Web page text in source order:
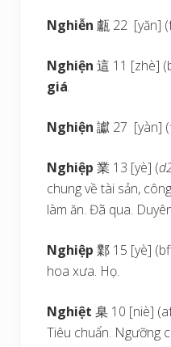
Nghiễn 甗 22 [yăn]
Nghiện 這 11 [zhè]
giá.
Nghiện 讞 27 [yàn]
Nghiệp業 13 [yè] (
chung về tài sản,
làm ăn. Đã qua.
Nghiệp鄴 15 [yè]
hoa xưa. Họ.
Nghiệt臬 10 [niè]
Tiêu chuẩn. Ngưỡng